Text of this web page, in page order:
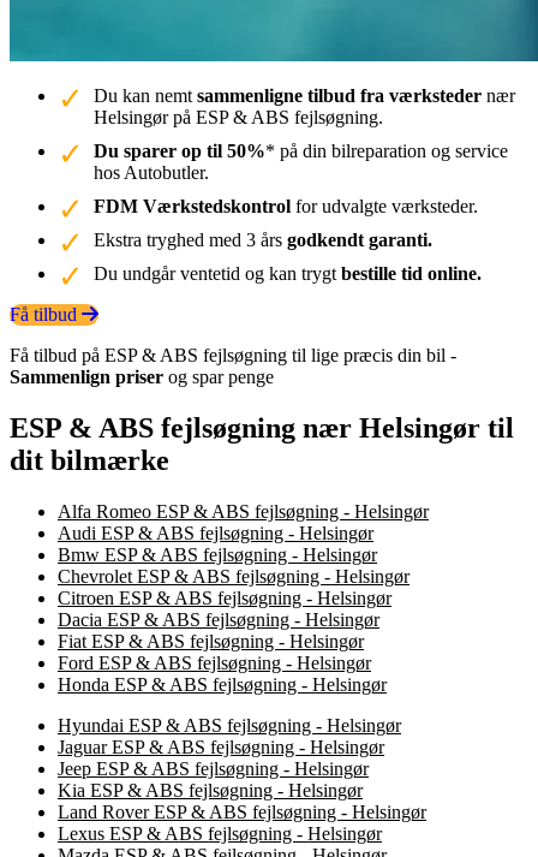
Du kan nemt sammenligne tilbud fra værksteder nær
Helsingør på ESP & ABS fejlsøgning.
Du sparer op til 50%* på din bilreparation og service
hos Autobutler.
FDM Værkstedskontrol for udvalgte værksteder.
Ekstra tryghed med 3 års godkendt garanti.
Du undgår ventetid og kan trygt bestille tid online.
Få tilbud
Få tilbud på ESP & ABS fejlsøgning til lige præcis din bil -
Sammenlign priser og spar penge
ESP & ABS fejlsøgning nær Helsingør til
dit bilmærke
Alfa Romeo ESP & ABS fejlsøgning - Helsingør
Audi ESP & ABS fejlsøgning - Helsingør
Bmw ESP & ABS fejlsøgning - Helsingør
Chevrolet ESP & ABS fejlsøgning - Helsingør
Citroen ESP & ABS fejlsøgning - Helsingør
Dacia ESP & ABS fejlsøgning - Helsingør
Fiat ESP & ABS fejlsøgning - Helsingør
Ford ESP & ABS fejlsøgning - Helsingør
Honda ESP & ABS fejlsøgning - Helsingør
Hyundai ESP & ABS fejlsøgning - Helsingør
Jaguar ESP & ABS fejlsøgning - Helsingør
Jeep ESP & ABS fejlsøgning - Helsingør
Kia ESP & ABS fejlsøgning - Helsingør
Land Rover ESP & ABS fejlsøgning - Helsingør
Lexus ESP & ABS fejlsøgning - Helsingør